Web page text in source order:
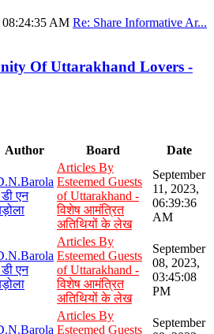
AM Re: Share Informative Ar...
Of Uttarakhand Lovers -
Author Board Date
एन
Articles By
Esteemed Guests
of Uttarakhand -
विशेष आमंत्रित
अतिथियों के लेख
September
11, 2023,
06:39:36
AM
एन
Articles By
Esteemed Guests
of Uttarakhand -
विशेष आमंत्रित
अतिथियों के लेख
September
08, 2023,
03:45:08
PM
Articles By
Esteemed Guests
September